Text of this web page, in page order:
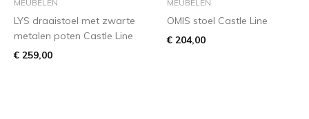
MEUBELEN
LYS draaistoel met zwarte
metalen poten Castle Line
€ 259,00
MEUBELEN
OMIS stoel Castle Line
€ 204,00